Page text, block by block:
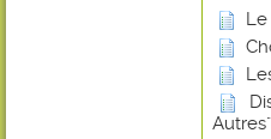
Le
Autres"